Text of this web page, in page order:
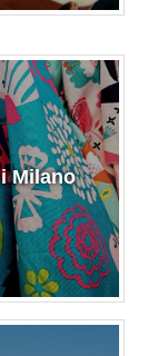
Milano